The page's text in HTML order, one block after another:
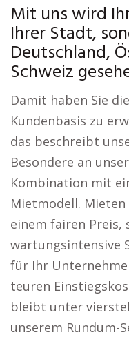
Mit uns wird
Ihrer Stadt,
Deutschland,
Schweiz
Damit haben Sie
Kundenbasis zu
das beschreibt
Besondere an
Kombination mit
Mietmodell. Mieten
einem fairen
wartungsintensive
für Ihr
teuren
bleibt unter
unserem Rundum-